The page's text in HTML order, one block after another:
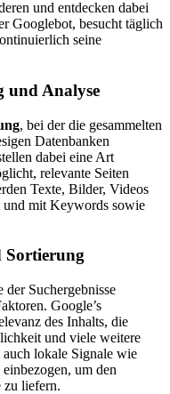
und entdecken dabei
Googlebot, besucht täglich
seine
und Analyse
, bei der die gesammelten
Datenbanken
dabei eine Art
relevante Seiten
Texte, Bilder, Videos
und mit Keywords sowie
Sortierung
Suchergebnisse
Google’s
des Inhalts, die
und viele weitere
lokale Signale wie
um den
zu liefern.